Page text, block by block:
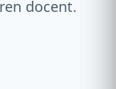
docent.